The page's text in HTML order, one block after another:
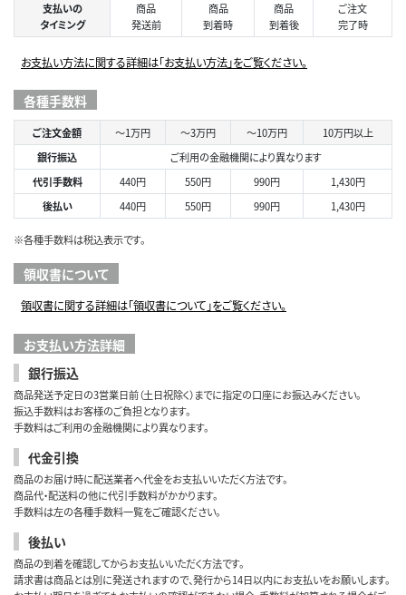
支払いの
タイミング
商品
発送前
商品
到着時
商品
到着後
ご注文
完了時
お支払い方法に関する詳細は「お支払い方法」をご覧ください。
各種手数料
ご注文金額 ～1万円 ～3万円 ～10万円
10万円以上
銀行振込
ご利用の金融機関により異なります
代引手数料
440円 550円 990円
1,430円
後払い
440円 550円 990円 1,430円
※各種手数料は税込表示です。
領収書について
領収書に関する詳細は「領収書について」をご覧ください。
お支払い方法詳細
銀行振込
商品発送予定日の3営業日前（土日祝除く）までに指定の口座にお振込みください。
振込手数料はお客様のご負担となります。
手数料はご利用の金融機関により異なります。
代金引換
商品のお届け時に配送業者へ代金をお支払いいただく方法です。
商品代・配送料の他に代引手数料がかかります。
手数料は左の各種手数料一覧をご確認ください。
後払い
商品の到着を確認してからお支払いいただく方法です。
請求書は商品とは別に発送されますので、発行から14日以内にお支払いをお願いします。